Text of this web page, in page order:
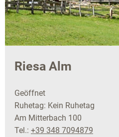
Riesa Alm
Geöffnet
Ruhetag: Kein Ruhetag
Am Mitterbach 100
Tel.: +39 348 7094879